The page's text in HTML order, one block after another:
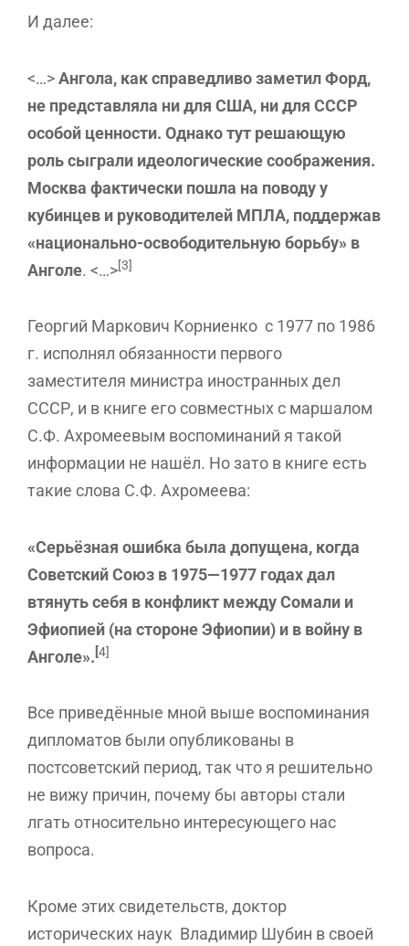
И далее:
<…>Ангола, как справедливо заметил Форд,
не представляла ни для США, ни для СССР
особой ценности. Однако тут решающую
роль сыграли идеологические соображения.
Москва фактически пошла на поводу у
кубинцев и руководителей МПЛА, поддержав
«национально-освободительную борьбу» в
Анголе. <…>[3]
Георгий Маркович Корниенко с 1977 по 1986
г. исполнял обязанности первого
заместителя министра иностранных дел
СССР, и в книге его совместных с маршалом
С.Ф. Ахромеевым воспоминаний я такой
информации не нашёл. Но зато в книге есть
такие слова С.Ф. Ахромеева:
«Серьёзная ошибка была допущена, когда
Советский Союз в 1975—1977 годах дал
втянуть себя в конфликт между Сомали и
Эфиопией (на стороне Эфиопии) и в войну в
Анголе». [4]
Все приведённые мной выше воспоминания
дипломатов были опубликованы в
постсоветский период, так что я решительно
не вижу причин, почему бы авторы стали
лгать относительно интересующего нас
вопроса.
Кроме этих свидетельств, доктор
исторических наук Владимир Шубин в своей